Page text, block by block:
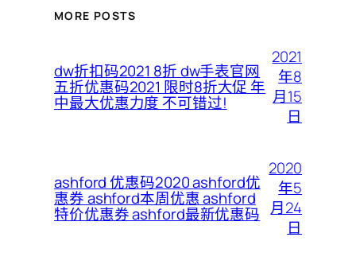
MORE POSTS
dw折扣码2021 8折 dw手表官网
五折优惠码2021 限时8折大促 年
中最大优惠力度 不可错过!
2021
年8
月15
日
ashford 优惠码2020 ashford优
惠券 ashford本周优惠 ashford
特价优惠券 ashford最新优惠码
2020
年5
月24
日